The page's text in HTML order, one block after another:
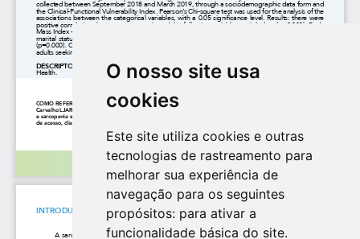
O nosso site usa
cookies
Este site utiliza cookies e outras
tecnologias de rastreamento para
melhorar sua experiência de
navegação para os seguintes
propósitos: para ativar a
funcionalidade básica do site.